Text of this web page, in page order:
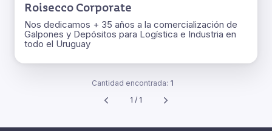
Roisecco Corporate
Nos dedicamos + 35 años a la comercialización de
Galpones y Depósitos para Logística e Industria en
todo el Uruguay
Cantidad encontrada: 1
1 / 1